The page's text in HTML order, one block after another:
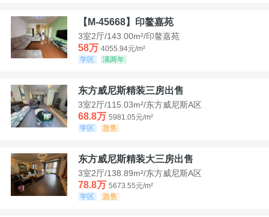
【M-45668】印鳌嘉苑
3室2厅/143.00m²/印鳌嘉苑
58万 4055.94元/m²
学区
满两年
东方威尼斯精装三房出售
3室2厅/115.03m²/东方威尼斯A区
68.8万 5981.05元/m²
学区
急售
东方威尼斯精装大三房出售
3室2厅/138.89m²/东方威尼斯A区
78.8万 5673.55元/m²
学区
急售